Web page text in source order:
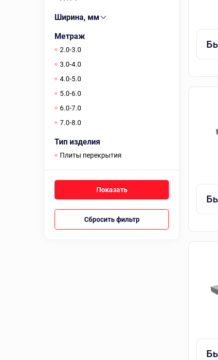
Ширина, мм
Метраж
2.0-3.0
3.0-4.0
4.0-5.0
5.0-6.0
6.0-7.0
7.0-8.0
Тип изделия
Плиты перекрытия
Сбросить фильтр